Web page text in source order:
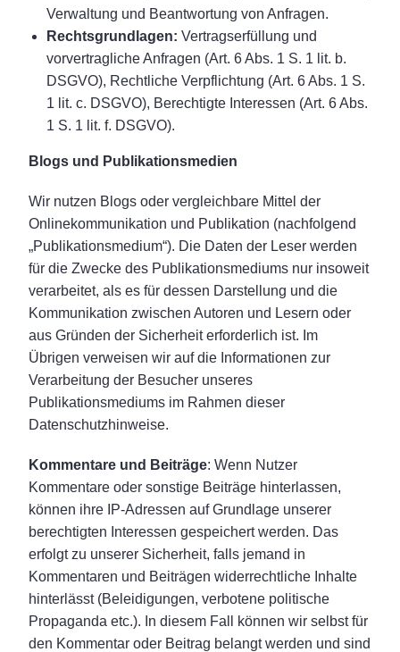
Verwaltung und Beantwortung von Anfragen.
Rechtsgrundlagen: Vertragserfüllung und
vorvertragliche Anfragen (Art. 6 Abs. 1 S. 1 lit. b.
DSGVO), Rechtliche Verpflichtung (Art. 6 Abs. 1 S.
1 lit. c. DSGVO), Berechtigte Interessen (Art. 6 Abs.
1 S. 1 lit. f. DSGVO).
Blogs und Publikationsmedien
Wir nutzen Blogs oder vergleichbare Mittel der
Onlinekommunikation und Publikation (nachfolgend
„Publikationsmedium“). Die Daten der Leser werden
für die Zwecke des Publikationsmediums nur insoweit
verarbeitet, als es für dessen Darstellung und die
Kommunikation zwischen Autoren und Lesern oder
aus Gründen der Sicherheit erforderlich ist. Im
Übrigen verweisen wir auf die Informationen zur
Verarbeitung der Besucher unseres
Publikationsmediums im Rahmen dieser
Datenschutzhinweise.
Kommentare und Beiträge: Wenn Nutzer
Kommentare oder sonstige Beiträge hinterlassen,
können ihre IP-Adressen auf Grundlage unserer
berechtigten Interessen gespeichert werden. Das
erfolgt zu unserer Sicherheit, falls jemand in
Kommentaren und Beiträgen widerrechtliche Inhalte
hinterlässt (Beleidigungen, verbotene politische
Propaganda etc.). In diesem Fall können wir selbst für
den Kommentar oder Beitrag belangt werden und sind